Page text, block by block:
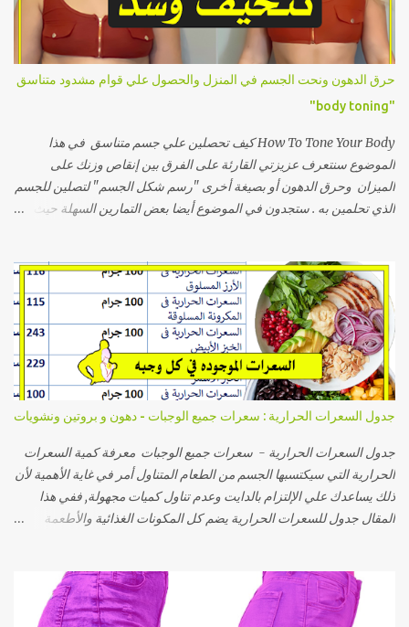
المشكلة التي تزعجك بشكل صحيح يجب أولاً أن نتكلم عن السبب الرئيسي
العلمي لحدوث الخفسه أو غمازة الورك أو العضلة النائمة, فما يجب فيجب
عليك إدراكه أن تجويف الخفسه لا يحتوي على عضلة ضعيفة أو صغيرة ويتم
يظهر كيرفي وممتليء نتيجة لألتقاء عضلات الفخذ الجانبية مع عضلات
المؤخرة ويبدو مجوفاً وفارغاً نتيجة لأحد السببين التاليين: أولاً زيادة الوزن...
حرق الدهون ونحت الجسم في المنزل والحصول علي قوام مشدود متناسق
How To Tone Your Body كيف تحصلين علي جسم متناسق في هذا
الموضوع سنتعرف عزيزتي القارئة على الفرق بين إنقاص وزنك على
الميزان وحرق الدهون أو بصيغة أخرى "رسم شكل الجسم" لتصلين للجسم
الذي تحلمين به . ستجدون في الموضوع أيضا بعض التمارين السهلة حيث أنها
عزيزتي القارئة تحقيق ذلك بسهولة اذا اتبعتي نظام غذائي مناسب لجسمك و
سأخبرك كيفية معرفة النظام الغذائي المناسب . لكن يجب التنويه الى أن
اتباع نظام غذائي فقط لن يعطي نتائج مرضية لو كان هدفك الأساسي هو
الحصول على جسم مشدود لان الاعتماد على هذه الوسيلة وحدها ستنقص
وزنك لكنه سيبقى بنفس الشكل فعلى سبيل المثال،لو كنت تعانين من
تراكم الدهون في منطقة معينة مثل البطن او الأرداف ستجدين أن الفرق
بقاء جسمك بنفس الشكل ,بل و ستجدين ترهلات في الجلد. أما لو كان هدفك
الجسم المشدود عزيزتي المشاهدة ففي هذه الحالة فيجب عليك عمل
تنشيف للجسم ...
جدول السعرات الحرارية : سعرات جميع الوجبات - دهون و بروتين ونشويات
جدول السعرات الحرارية - سعرات جميع الوجبات معرفة كمية السعرات
الحرارية التي سيكتسبها الجسم من الطعام المتناول أمر في غاية الأهمية لأن
ذلك يساعدك علي الإلتزام بالدايت وعدم تناول كميات مجهولة, ففي هذا
المقال جدول للسعرات الحرارية يضم كل المكونات الغذائية والأطعمة
اليوم دون الزيادة أو النقصان بمعرفة كمية السعرات الحرارية في كل غذاء
قبل تناوله. اولا حساب السعرات الحرارية التي تناسب الجسم . قم بكتابة